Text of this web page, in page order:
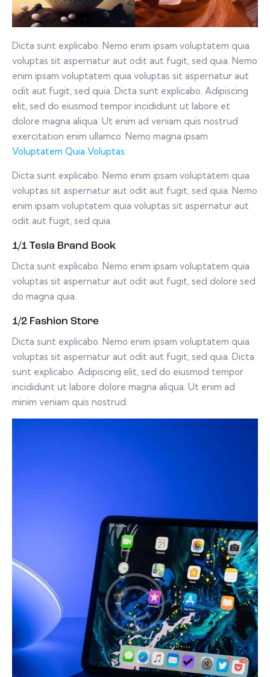
Dicta sunt explicabo. Nemo enim ipsam voluptatem quia
voluptas sit aspernatur aut odit aut fugit, sed quia. Nemo
enim ipsam voluptatem quia voluptas sit aspernatur aut
odit aut fugit, sed quia. Dicta sunt explicabo. Adipiscing
elit, sed do eiusmod tempor incididunt ut labore et
dolore magna aliqua. Ut enim ad veniam quis nostrud
exercitation enim ullamco. Nemo magna ipsam
Voluptatem Quia Voluptas.
Dicta sunt explicabo. Nemo enim ipsam voluptatem quia
voluptas sit aspernatur aut odit aut fugit, sed quia. Nemo
enim ipsam voluptatem quia voluptas sit aspernatur aut
odit aut fugit, sed quia.
1/1 Tesla Brand Book
Dicta sunt explicabo. Nemo enim ipsam voluptatem quia
voluptas sit aspernatur aut odit aut fugit, sed dolore sed
do magna quia.
1/2 Fashion Store
Dicta sunt explicabo. Nemo enim ipsam voluptatem quia
voluptas sit aspernatur aut odit aut fugit, sed quia. Dicta
sunt explicabo. Adipiscing elit, sed do eiusmod tempor
incididunt ut labore dolore magna aliqua. Ut enim ad
minim veniam quis nostrud.